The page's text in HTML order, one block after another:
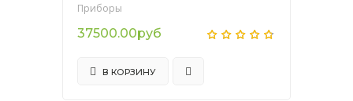
Приборы
37500.00руб
В КОРЗИНУ